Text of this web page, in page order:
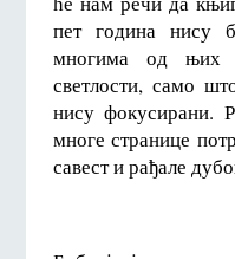
пет година нису
многима од њих
светлости, само
нису фокусирани.
многе странице
савест и рађале